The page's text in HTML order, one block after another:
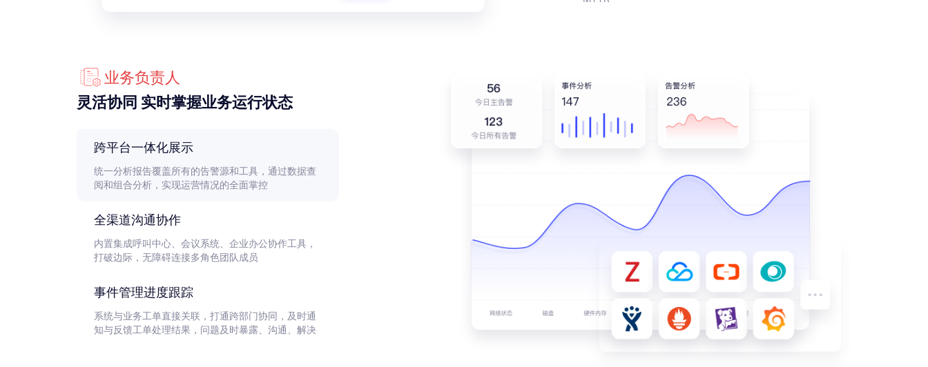
业务负责人
灵活协同 实时掌握业务运行状态
跨平台一体化展示
统一分析报告覆盖所有的告警源和工具，通过数据查
阅和组合分析，实现运营情况的全面掌控
全渠道沟通协作
内置集成呼叫中心、会议系统、企业办公协作工具，
打破边际，无障碍连接多角色团队成员
事件管理进度跟踪
系统与业务工单直接关联，打通跨部门协同，及时通
知与反馈工单处理结果，问题及时暴露、沟通、解决